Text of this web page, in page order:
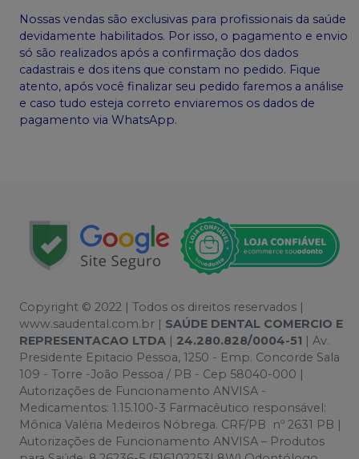
Nossas vendas são exclusivas para profissionais da saúde
devidamente habilitados. Por isso, o pagamento e envio
só são realizados após a confirmação dos dados
cadastrais e dos itens que constam no pedido. Fique
atento, após você finalizar seu pedido faremos a análise
e caso tudo esteja correto enviaremos os dados de
pagamento via WhatsApp.
Copyright © 2022 | Todos os direitos reservados |
www.saudental.com.br | SAÚDE DENTAL COMERCIO E
REPRESENTACAO LTDA | 24.280.828/0004-51 | Av.
Presidente Epitacio Pessoa, 1250 - Emp. Concorde Sala
109 - Torre -João Pessoa / PB - Cep 58040-000 |
Autorizações de Funcionamento ANVISA -
Medicamentos: 1.15.100-3 Farmacêutico responsável:
Mônica Valéria Medeiros Nóbrega. CRF/PB nº 2631 PB |
Autorizações de Funcionamento ANVISA – Produtos